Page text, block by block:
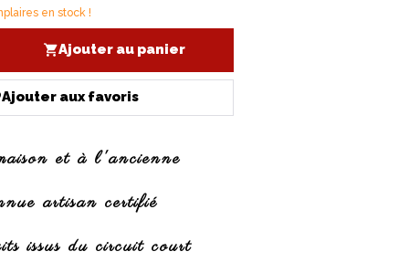
en stock !
Ajouter au panier
Ajouter aux favoris
et à l'ancienne
artisan certifié
issus du circuit court